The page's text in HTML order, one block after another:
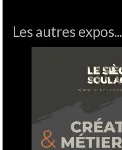
Les autres expos...